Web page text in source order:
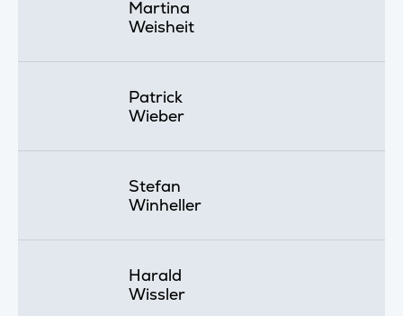
Martina
Weisheit
Patrick
Wieber
Stefan
Winheller
Harald
Wissler